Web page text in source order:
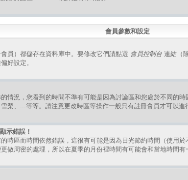
會員參數和設定
員）都儲存在資料庫中。要修改它們請點選 會員控制台 連結（
好設定。
情況，您看到的時間不準有可能是因為討論區和您處於不同的
梨、...等等。請注意更改時區等操作一般只有註冊會員才可以進
示錯誤！
時區而時間依然錯誤，這很有可能是因為日光節約時間（使用
做周密的處理，所以在夏季的月份裡時間有可能會和當地時間有